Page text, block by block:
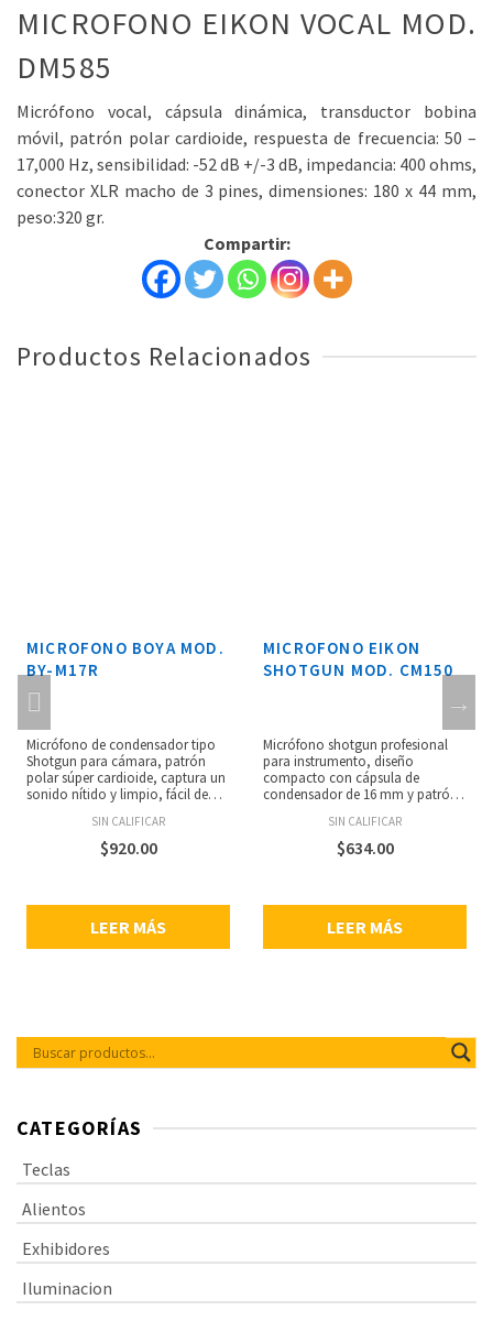
MICROFONO EIKON VOCAL MOD.
DM585
Micrófono vocal, cápsula dinámica, transductor bobina
móvil, patrón polar cardioide, respuesta de frecuencia: 50 –
17,000 Hz, sensibilidad: -52 dB +/-3 dB, impedancia: 400 ohms,
conector XLR macho de 3 pines, dimensiones: 180 x 44 mm,
peso:320 gr.
Compartir:
Productos Relacionados
MICROFONO BOYA MOD.
BY-M17R
Micrófono de condensador tipo
Shotgun para cámara, patrón
polar súper cardioide, captura un
sonido nítido y limpio, fácil de
rosca de montaje estándar de
1/4”, cable de audio de 3.5 mm
chapado en oro, espuma
SIN CALIFICAR
$920.00
LEER MÁS
MICROFONO EIKON
SHOTGUN MOD. CM150
Micrófono shotgun profesional
para instrumento, diseño
compacto con cápsula de
condensador de 16 mm y patrón
ideal para instrumentos acústicos
y aplicaciones en vivo, respuesta
de frecuencia: 30 – 18,000 Hz,
viento.
SIN CALIFICAR
$634.00
LEER MÁS
CATEGORÍAS
Teclas
Alientos
Exhibidores
Iluminacion